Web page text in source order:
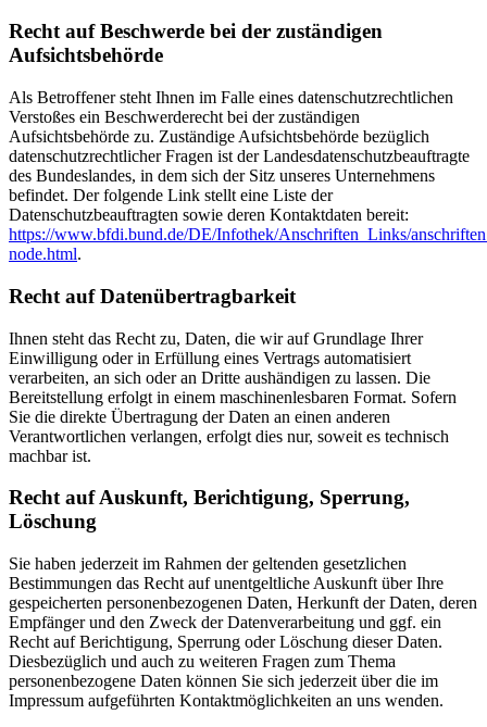
Recht auf Beschwerde bei der zuständigen
Aufsichtsbehörde
Als Betroffener steht Ihnen im Falle eines datenschutzrechtlichen
Verstoßes ein Beschwerderecht bei der zuständigen
Aufsichtsbehörde zu. Zuständige Aufsichtsbehörde bezüglich
datenschutzrechtlicher Fragen ist der Landesdatenschutzbeauftragte
des Bundeslandes, in dem sich der Sitz unseres Unternehmens
befindet. Der folgende Link stellt eine Liste der
Datenschutzbeauftragten sowie deren Kontaktdaten bereit:
https://www.bfdi.bund.de/DE/Infothek/Anschriften_Links/
node.html.
Recht auf Datenübertragbarkeit
Ihnen steht das Recht zu, Daten, die wir auf Grundlage Ihrer
Einwilligung oder in Erfüllung eines Vertrags automatisiert
verarbeiten, an sich oder an Dritte aushändigen zu lassen. Die
Bereitstellung erfolgt in einem maschinenlesbaren Format. Sofern
Sie die direkte Übertragung der Daten an einen anderen
Verantwortlichen verlangen, erfolgt dies nur, soweit es technisch
machbar ist.
Recht auf Auskunft, Berichtigung, Sperrung,
Löschung
Sie haben jederzeit im Rahmen der geltenden gesetzlichen
Bestimmungen das Recht auf unentgeltliche Auskunft über Ihre
gespeicherten personenbezogenen Daten, Herkunft der Daten, deren
Empfänger und den Zweck der Datenverarbeitung und ggf. ein
Recht auf Berichtigung, Sperrung oder Löschung dieser Daten.
Diesbezüglich und auch zu weiteren Fragen zum Thema
personenbezogene Daten können Sie sich jederzeit über die im
Impressum aufgeführten Kontaktmöglichkeiten an uns wenden.